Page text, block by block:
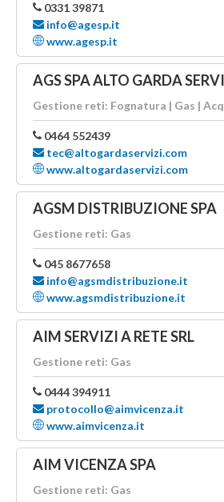
0331 39871
info@agesp.it
www.agesp.it
AGS SPA ALTO GARDA
Gestione reti: Fognatura | Gas |
0464 552439
tec@altogardaservizi.com
www.altogardaservizi.com
AGSM DISTRIBUZIONE SPA
Gestione reti: Gas
045 8677658
info@agsmdistribuzione.it
www.agsmdistribuzione.it
AIM SERVIZI A RETE SRL
Gestione reti: Gas
0444 394911
protocollo@aimvicenza.it
www.aimvicenza.it
AIM VICENZA SPA
Gestione reti: Gas